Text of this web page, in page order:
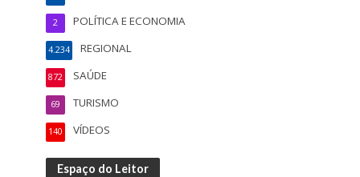
POLÍTICA E ECONOMIA
2
REGIONAL
4.234
SAÚDE
872
TURISMO
69
VÍDEOS
140
Espaço do Leitor